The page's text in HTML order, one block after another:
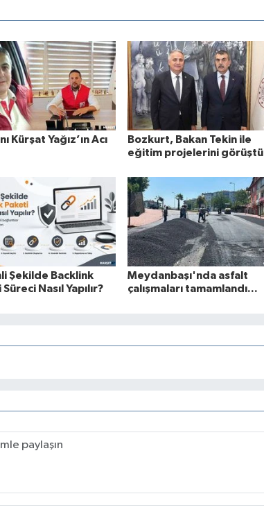
Kürşat Yağız’ın Acı
Bozkurt, Bakan Tekin ile
eğitim projelerini görüştü
Şekilde Backlink
Nasıl Yapılır?
Meydanbaşı'nda asfalt
çalışmaları tamamlandı...